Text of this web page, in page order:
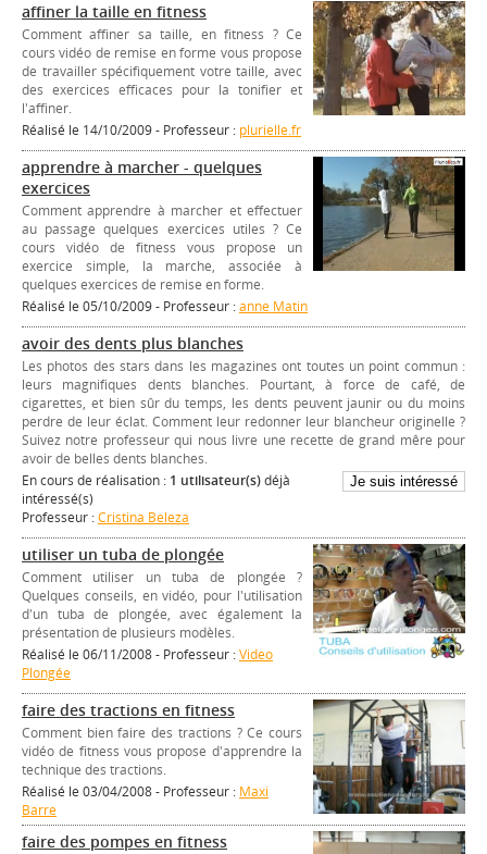
affiner la taille en fitness
Comment affiner sa taille, en fitness ? Ce
cours vidéo de remise en forme vous propose
de travailler spécifiquement votre taille, avec
des exercices efficaces pour la tonifier et
l'affiner.
Réalisé le 14/10/2009 - Professeur : plurielle.fr
apprendre à marcher - quelques
exercices
Comment apprendre à marcher et effectuer
au passage quelques exercices utiles ? Ce
cours vidéo de fitness vous propose un
exercice simple, la marche, associée à
quelques exercices de remise en forme.
Réalisé le 05/10/2009 - Professeur :anne Matin
avoir des dents plus blanches
Les photos des stars dans les magazines ont toutes un point commun :
leurs magnifiques dents blanches. Pourtant, à force de café, de
cigarettes, et bien sûr du temps, les dents peuvent jaunir ou du moins
perdre de leur éclat. Comment leur redonner leur blancheur originelle ?
Suivez notre professeur qui nous livre une recette de grand mêre pour
avoir de belles dents blanches.
En cours de réalisation : 1 utilisateur(s)déjà
intéressé(s)
Professeur :Cristina Beleza
utiliser un tuba de plongée
Comment utiliser un tuba de plongée ?
Quelques conseils, en vidéo, pour l'utilisation
d'un tuba de plongée, avec également la
présentation de plusieurs modèles.
Réalisé le 06/11/2008 - Professeur :Video
Plongée
faire des tractions en fitness
Comment bien faire des tractions ? Ce cours
vidéo de fitness vous propose d'apprendre la
technique des tractions.
Réalisé le 03/04/2008 - Professeur : Maxi
Barre
faire des pompes en fitness